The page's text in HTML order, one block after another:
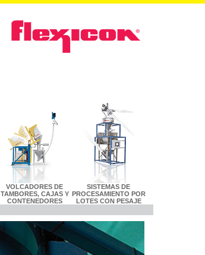
VOLCADORES DE
TAMBORES, CAJAS Y
CONTENEDORES
SISTEMAS DE
PROCESAMIENTO POR
LOTES CON PESAJE